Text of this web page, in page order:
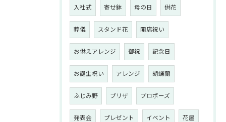
入社式 寄せ鉢 母の日 供花
葬儀 スタンド花 開店祝い
お供えアレンジ 御祝 記念日
お誕生祝い アレンジ 胡蝶蘭
ふじみ野 プリザ プロポーズ
発表会 プレゼント イベント 花屋